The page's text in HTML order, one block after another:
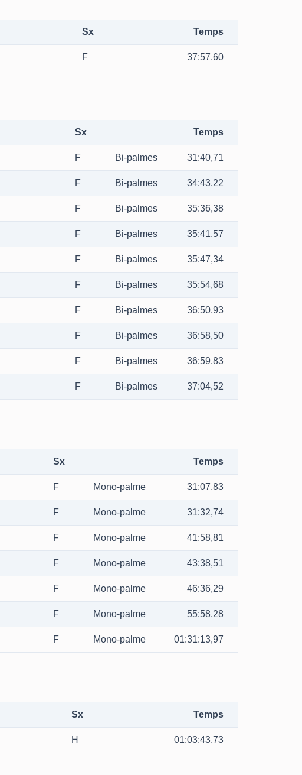
Sx Temps
F 37:57,60
Sx Temps
F Bi-palmes 31:40,71
F Bi-palmes 34:43,22
F Bi-palmes 35:36,38
F Bi-palmes 35:41,57
F Bi-palmes 35:47,34
F Bi-palmes 35:54,68
F Bi-palmes 36:50,93
F Bi-palmes 36:58,50
F Bi-palmes 36:59,83
F Bi-palmes 37:04,52
Sx Temps
F Mono-palme 31:07,83
F Mono-palme 31:32,74
F Mono-palme 41:58,81
F Mono-palme 43:38,51
F Mono-palme 46:36,29
F Mono-palme 55:58,28
F Mono-palme 01:31:13,97
Sx Temps
H 01:03:43,73